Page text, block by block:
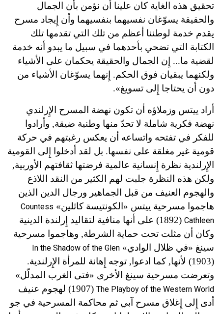
تحقيق هذه الغاية كان علينا أن نؤمن بأن الجمال
والحقيقة يسوّغان نفسيهما بنفسيهما وأن إِيجاد مسرح
يقدم خدمة لوطننا أعظم من تلك التي تقدمها تلك
الكتابة التي تضحي بأحدهما في سبيل ما يبدو أنه خدمة
لقضية ما... إِن الجمال والحقيقة يحكمان على الأشياء
ولكنهما يبقيان فوق الحكم. إِنهما يسوّغان الأشياء من
دون أن يحتاجا إِلى تسويغ».
أراد ييتس وزملاؤه أن تكون نهضة المسرح الإِرلندي
نهضة فكرية شاملة لا تحدّ منها وطنية ضيقة, وأرادوا
للفكر في تفتحه واتساعه أن يعكس رغبتهم في حركة
قومية غير مغلقة على نفسها. بل لقد أدخلوا إِلى القومية
الإِرلندية نظرة إِنسانية عالمية فرضتها ثقافتهم الأوربية,
ولكن هذه النظرة جلبت لهم الكثير من النقد اللاذع
والهجوم العنيف من قبل الجماهير ورجال الدين الذين
هاجموا مسرحية ييتس «الكونتيسة كاثلين» Countess
Cathleen
(1892) على أنها منافية لتقاليد إِرلندة الدينية
وكان أن مثلت تحت حماية الشرطة, وهاجموا مسرحية
سينغ «في ظلال الوادي» In the Shadow of the Glen
(1903) لأنها, كما ادعوا, توجه إِهانة للمرأة الإِرلندية.
وتعرضت مسرحية سينغ الأخرى «فتى الغرب المدلّل»
The Playboy of the Western World
(1907) لهجوم عنيف
أدى إِلى إِغلاق مسرح آبي ثم محاكمة المسرحية في جو